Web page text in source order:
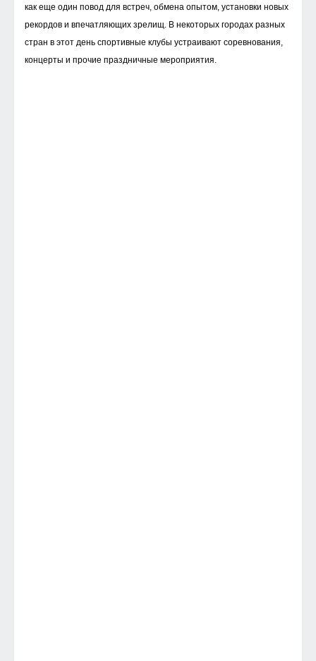
как еще один повод для встреч, обмена опытом, установки новых
рекордов и впечатляющих зрелищ. В некоторых городах разных
стран в этот день спортивные клубы устраивают соревнования,
концерты и прочие праздничные мероприятия.